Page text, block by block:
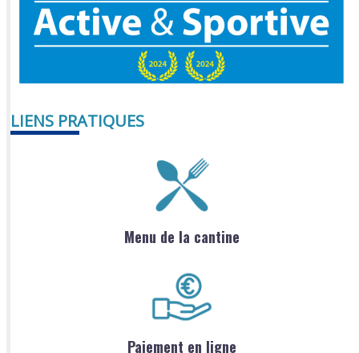
LIENS PRATIQUES
Menu de la cantine
Paiement en ligne